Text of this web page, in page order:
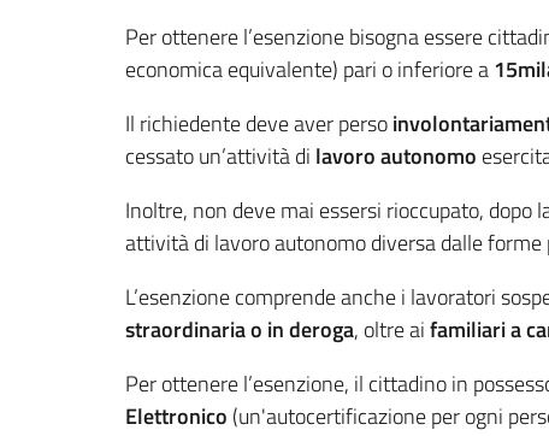
Per ottenere l’esenzione bisogna essere
economica equivalente) pari o inferiore a
Il richiedente deve aver perso
cessato un’attività di lavoro autonomo
Inoltre, non deve mai essersi rioccupato,
attività di lavoro autonomo diversa dalle forme
L’esenzione comprende anche i lavoratori
straordinaria o in deroga, oltre aifamiliari a
Per ottenere l’esenzione, il cittadino in
Elettronico (un'autocertificazione per ogni